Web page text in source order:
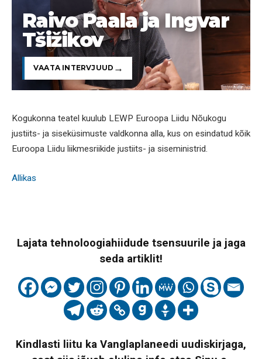
Raivo Paala ja Ingvar
Tšižikov
VAATA INTERVJUUD
Kogukonna teatel kuulub LEWP Euroopa Liidu Nõukogu
justiits- ja siseküsimuste valdkonna alla, kus on esindatud kõik
Euroopa Liidu liikmesriikide justiits- ja siseministrid.
Allikas
Lajata tehnoloogiahiidude tsensuurile ja jaga
seda artiklit!
Kindlasti liitu ka Vanglaplaneedi uudiskirjaga,